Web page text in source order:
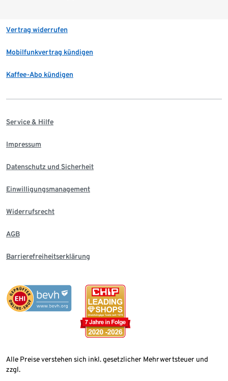
Vertrag widerrufen
Mobilfunkvertrag kündigen
Kaffee-Abo kündigen
Service & Hilfe
Impressum
Datenschutz und Sicherheit
Einwilligungsmanagement
Widerrufsrecht
AGB
Barrierefreiheitserklärung
Alle Preise verstehen sich inkl. gesetzlicher Mehrwertsteuer und
zzgl.